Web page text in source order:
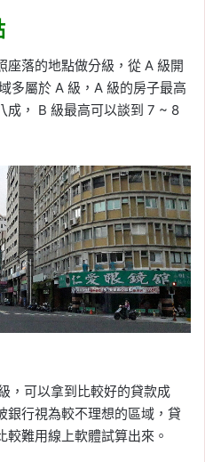
座落的地點做分級，從 A 級開
多屬於 A 級，A 級的房子最高
成， B 級最高可以談到 7 ~ 8
，可以拿到比較好的貸款成
銀行視為較不理想的區域，貸
難用線上軟體試算出來。